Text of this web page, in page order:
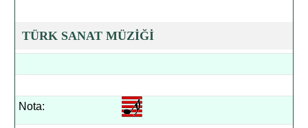
TÜRK SANAT MÜZİĞİ
Nota: